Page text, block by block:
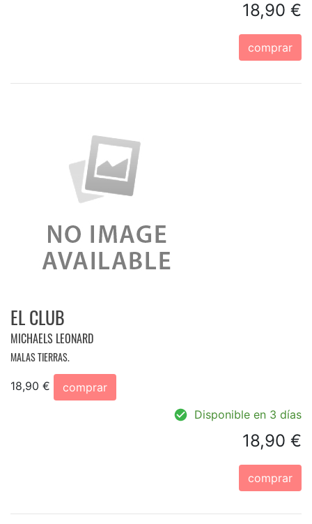
18,90 €
comprar
EL CLUB
MICHAELS LEONARD
MALAS TIERRAS.
18,90 €
comprar
Disponible en 3 días
18,90 €
comprar